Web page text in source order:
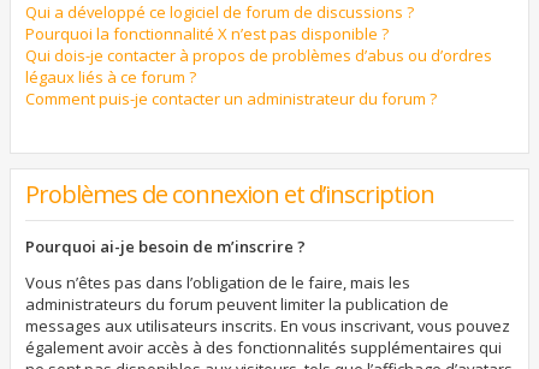
Qui a développé ce logiciel de forum de discussions ?
Pourquoi la fonctionnalité X n’est pas disponible ?
Qui dois-je contacter à propos de problèmes d’abus ou d’ordres
légaux liés à ce forum ?
Comment puis-je contacter un administrateur du forum ?
Problèmes de connexion et d’inscription
Pourquoi ai-je besoin de m’inscrire ?
Vous n’êtes pas dans l’obligation de le faire, mais les
administrateurs du forum peuvent limiter la publication de
messages aux utilisateurs inscrits. En vous inscrivant, vous pouvez
également avoir accès à des fonctionnalités supplémentaires qui